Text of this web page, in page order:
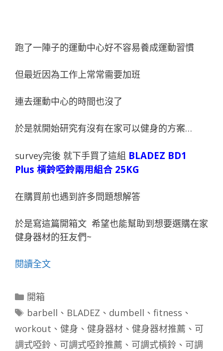
跑了一陣子的運動中心好不容易養成運動習慣
但最近因為工作上常常需要加班
連去運動中心的時間也沒了
於是就開始研究有沒有在家可以健身的方案…
survey完後 就下手買了這組 BLADEZ BD1
Plus 槓鈴啞鈴兩用組合 25KG
在購買前也遇到許多問題想解答
於是寫這篇開箱文 希望也能幫助到想要選購在家
健身器材的狂友們~
閱讀全文
分
類
開箱
標
籤
barbell 、 BLADEZ 、 dumbell 、 fitness 、
workout 、 健身 、 健身器材 、 健身器材推薦 、 可
調式啞鈴 、 可調式啞鈴推薦 、 可調式槓鈴 、 可調